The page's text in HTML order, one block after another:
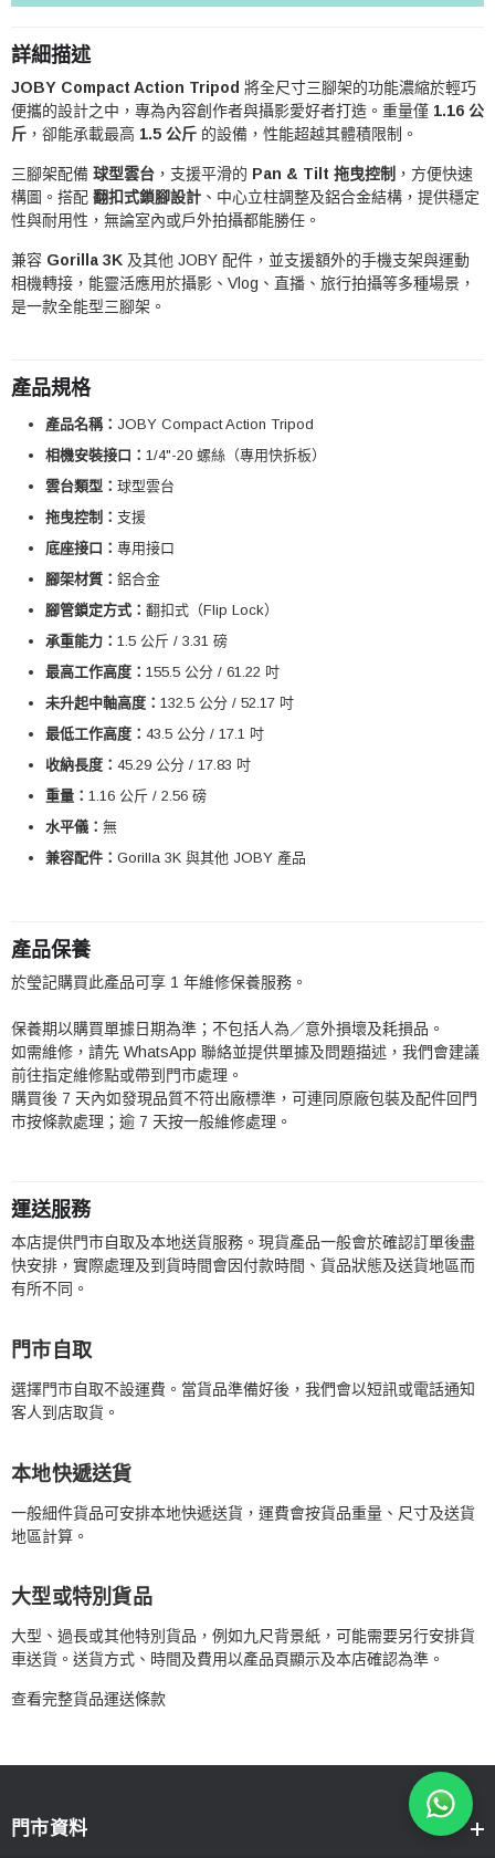
詳細描述
JOBY Compact Action Tripod 將全尺寸三腳架的功能濃縮於輕巧
便攜的設計之中，專為內容創作者與攝影愛好者打造。重量僅 1.16 公
斤 ，卻能承載最高 1.5 公斤 的設備，性能超越其體積限制。
三腳架配備 球型雲台 ，支援平滑的 Pan & Tilt 拖曳控制 ，方便快速
構圖。搭配 翻扣式鎖腳設計 、中心立柱調整及鋁合金結構，提供穩定
性與耐用性，無論室內或戶外拍攝都能勝任。
兼容 Gorilla 3K 及其他 JOBY 配件，並支援額外的手機支架與運動
相機轉接，能靈活應用於攝影、Vlog、直播、旅行拍攝等多種場景，
是一款全能型三腳架。
產品規格
產品名稱： JOBY Compact Action Tripod
相機安裝接口： 1/4"-20 螺絲（專用快拆板）
雲台類型：球型雲台
拖曳控制： 支援
底座接口：專用接口
腳架材質：鋁合金
腳管鎖定方式：翻扣式（Flip Lock）
承重能力： 1.5 公斤 / 3.31 磅
最高工作高度： 155.5 公分 / 61.22 吋
未升起中軸高度： 132.5 公分 / 52.17 吋
最低工作高度：43.5 公分 / 17.1 吋
收納長度：45.29 公分 / 17.83 吋
重量： 1.16 公斤 / 2.56 磅
水平儀：無
兼容配件：Gorilla 3K 與其他 JOBY 產品
產品保養
於瑩記購買此產品可享 1 年維修保養服務。
保養期以購買單據日期為準；不包括人為／意外損壞及耗損品。
如需維修，請先 WhatsApp 聯絡並提供單據及問題描述，我們會建議
前往指定維修點或帶到門市處理。
購買後 7 天內如發現品質不符出廠標準，可連同原廠包裝及配件回門
市按條款處理；逾 7 天按一般維修處理。
運送服務
本店提供門市自取及本地送貨服務。現貨產品一般會於確認訂單後盡
快安排，實際處理及到貨時間會因付款時間、貨品狀態及送貨地區而
有所不同。
門市自取
選擇門市自取不設運費。當貨品準備好後，我們會以短訊或電話通知
客人到店取貨。
本地快遞送貨
一般細件貨品可安排本地快遞送貨，運費會按貨品重量、尺寸及送貨
地區計算。
大型或特別貨品
大型、過長或其他特別貨品，例如九尺背景紙，可能需要另行安排貨
車送貨。送貨方式、時間及費用以產品頁顯示及本店確認為準。
查看完整貨品運送條款
門市資料